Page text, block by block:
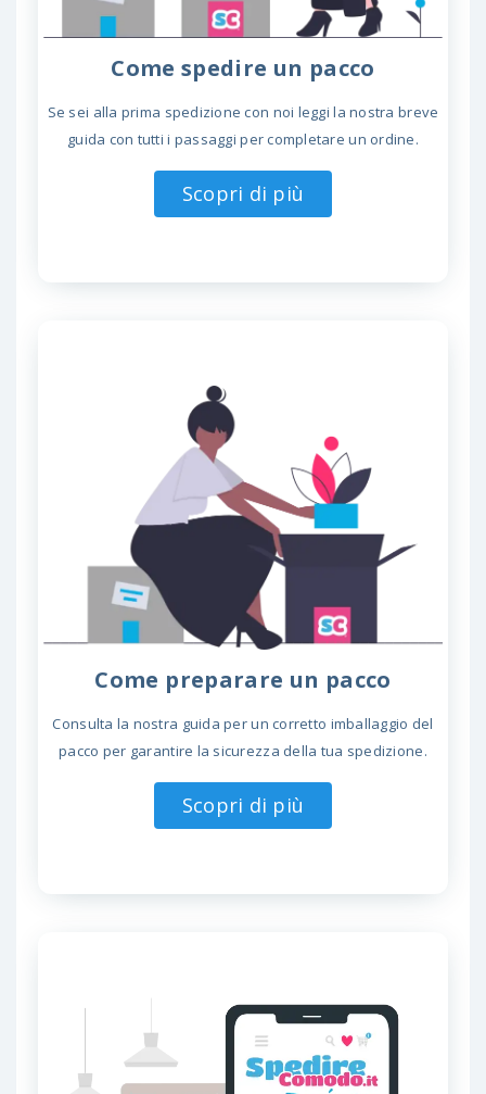
Come spedire un pacco
Se sei alla prima spedizione con noi leggi la nostra breve
guida con tutti i passaggi per completare un ordine.
Scopri di più
Come preparare un pacco
Consulta la nostra guida per un corretto imballaggio del
pacco per garantire la sicurezza della tua spedizione.
Scopri di più